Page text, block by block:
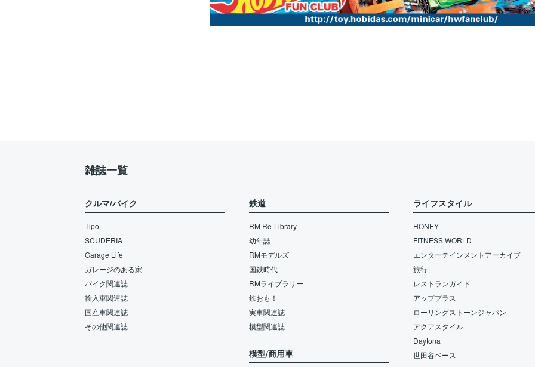
雑誌一覧
クルマ/バイク
Tipo
SCUDERIA
Garage Life
ガレージのある家
バイク関連誌
輸入車関連誌
国産車関連誌
その他関連誌
鉄道
RM Re-Library
幼年誌
RMモデルズ
国鉄時代
RMライブラリー
鉄おも！
実車関連誌
模型関連誌
模型/商用車
ライフスタイル
HONEY
FITNESS WORLD
エンターテインメントアーカイブ
旅行
レストランガイド
アッププラス
ローリングストーンジャパン
アクアスタイル
Daytona
世田谷ベース